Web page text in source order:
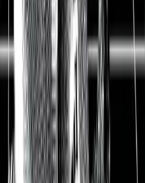
197 USD
167 EUR
136,4 Mio.
26,9 Mrd. USD
26,7 Mrd. USD
182 Mio. USD
73,1 %
24,6 %
20,2 %
2,5 %